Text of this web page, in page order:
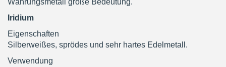
Währungsmetall große Bedeutung.
Iridium
Eigenschaften
Silberweißes, sprödes und sehr hartes Edelmetall.
Verwendung